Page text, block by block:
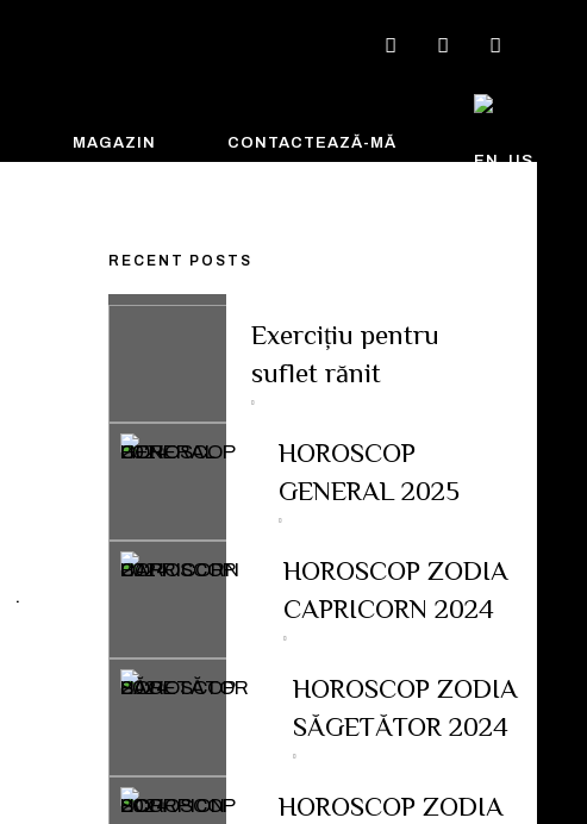
MAGAZIN CONTACTEAZĂ-MĂ
RECENT POSTS
Exercițiu pentru
suflet rănit
HOROSCOP
GENERAL 2025
HOROSCOP ZODIA
CAPRICORN 2024
HOROSCOP ZODIA
SĂGETĂTOR 2024
HOROSCOP ZODIA